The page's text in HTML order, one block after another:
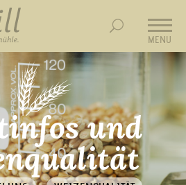
MENU
und